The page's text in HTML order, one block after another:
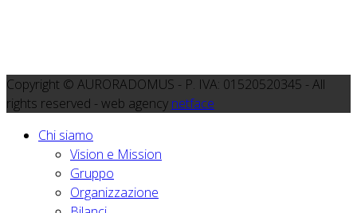
Copyright © AURORADOMUS - P. IVA: 01520520345 - All
rights reserved - web agency netface
Chi siamo
Vision e Mission
Gruppo
Organizzazione